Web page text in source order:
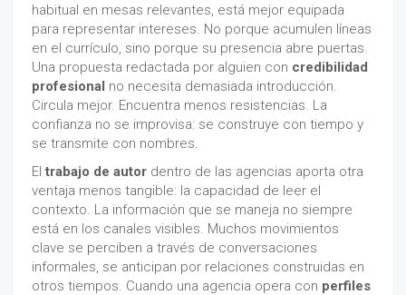
habitual en mesas relevantes, está mejor equipada
para representar intereses. No porque acumulen líneas
en el currículo, sino porque su presencia abre puertas.
Una propuesta redactada por alguien con credibilidad
profesional no necesita demasiada introducción.
Circula mejor. Encuentra menos resistencias. La
confianza no se improvisa: se construye con tiempo y
se transmite con nombres.
El trabajo de autor dentro de las agencias aporta otra
ventaja menos tangible: la capacidad de leer el
contexto. La información que se maneja no siempre
está en los canales visibles. Muchos movimientos
clave se perciben a través de conversaciones
informales, se anticipan por relaciones construidas en
otros tiempos. Cuando una agencia opera con perfiles